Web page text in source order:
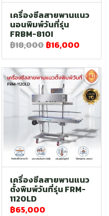
เครื่องซีลสายพานแนว
นอนพิมพ์วันที่รุ่น
FRBM-810I
฿18,000 ฿16,000
เครื่องซีลสายพานแนว
ตั้งพิมพ์วันที่รุ่น FRM-
1120LD
฿65,000